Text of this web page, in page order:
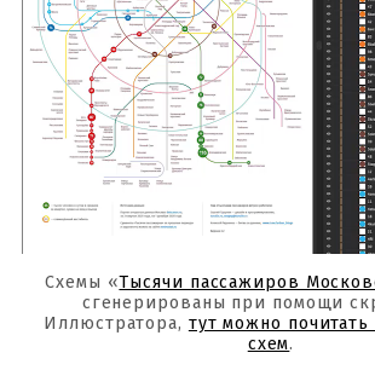
Схемы «Тысячи пассажиров
сгенерированы при помощи
Иллюстратора, тут можно почитать
схем.